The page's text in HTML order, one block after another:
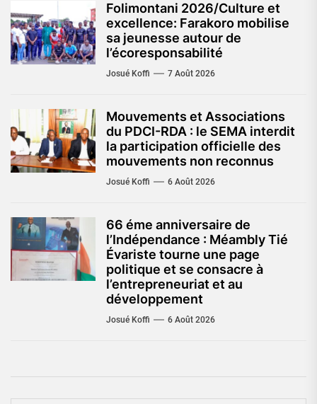
Folimontani 2026/Culture et
excellence: Farakoro mobilise
sa jeunesse autour de
l’écoresponsabilité
Josué Koffi 7 Août 2026
Mouvements et Associations
du PDCI-RDA : le SEMA interdit
la participation officielle des
mouvements non reconnus
Josué Koffi 6 Août 2026
66 éme anniversaire de
l’Indépendance : Méambly Tié
Évariste tourne une page
politique et se consacre à
l’entrepreneuriat et au
développement
Josué Koffi 6 Août 2026